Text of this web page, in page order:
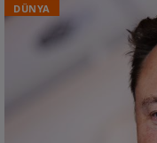
DÜNYA